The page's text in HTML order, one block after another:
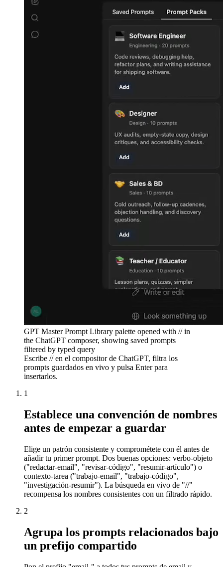
GPT Master Prompt Library palette opened with // in
the ChatGPT composer, showing saved prompts
filtered by typed query
Escribe // en el compositor de ChatGPT, filtra los
prompts guardados en vivo y pulsa Enter para
insertarlos.
1
Establece una convención de nombres
antes de empezar a guardar
Elige un patrón consistente y comprométete con él antes de
añadir tu primer prompt. Dos buenas opciones: verbo-objeto
("redactar-email", "revisar-código", "resumir-artículo") o
contexto-tarea ("trabajo-email", "trabajo-código",
"investigación-resumir"). La búsqueda en vivo de "//"
recompensa los nombres consistentes con un filtrado rápido.
2
Agrupa los prompts relacionados bajo
un prefijo compartido